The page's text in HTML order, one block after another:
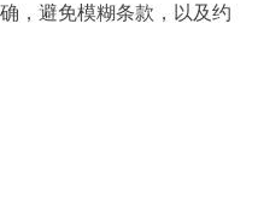
，避免模糊条款，以及约